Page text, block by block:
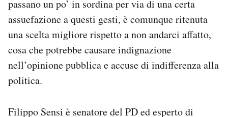
passano un po’ in sordina per via di una certa
assuefazione a questi gesti, è comunque ritenuta
una scelta migliore rispetto a non andarci affatto,
cosa che potrebbe causare indignazione
nell’opinione pubblica e accuse di indifferenza alla
politica.
Filippo Sensi è senatore del PD ed esperto di